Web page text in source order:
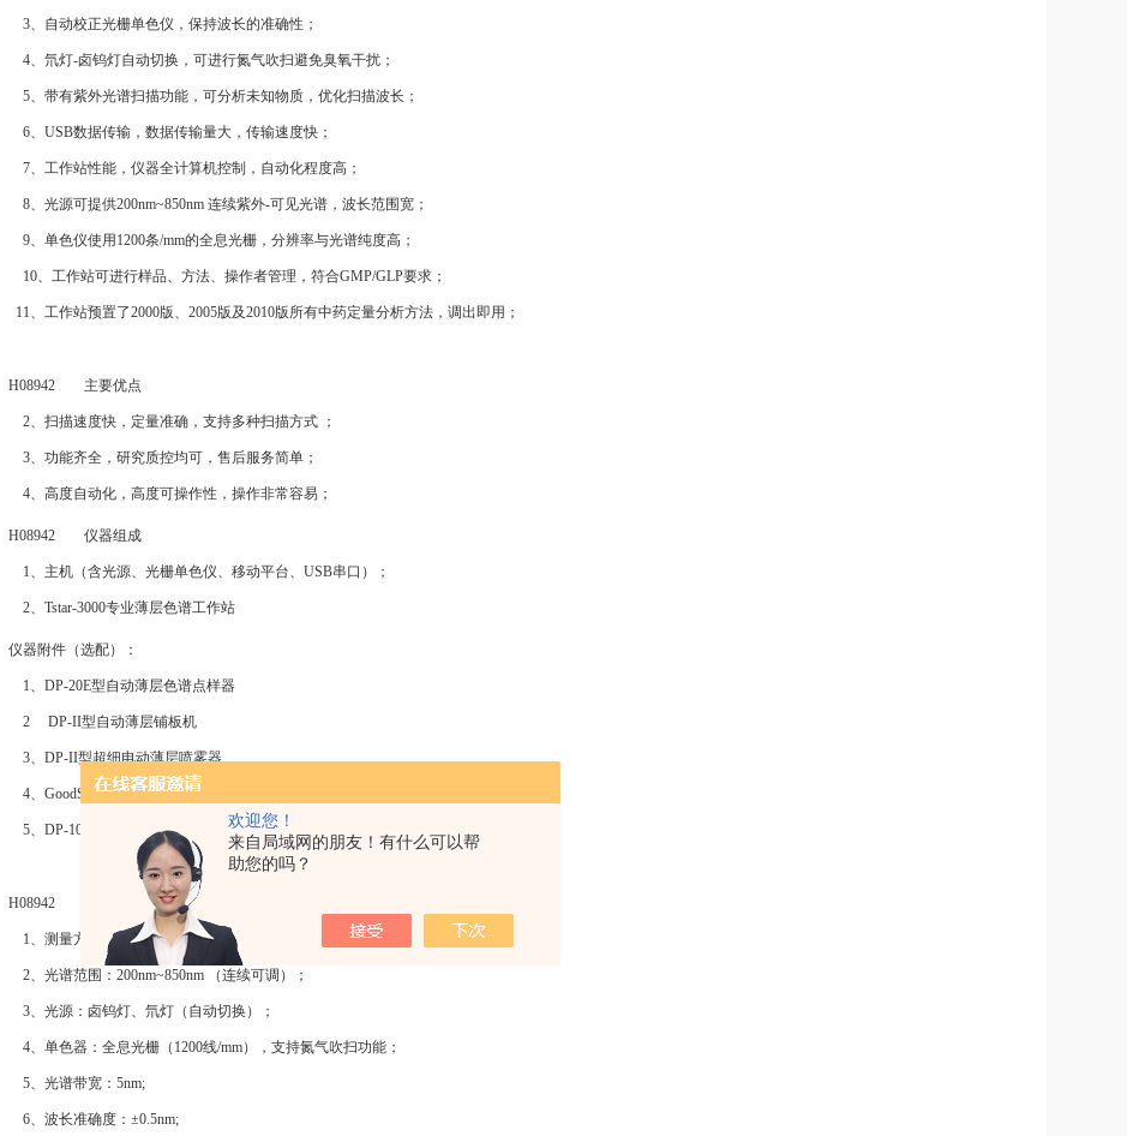
欢迎您！
来自局域网的朋友！有什么可以帮
助您的吗？
3、自动校正光栅单色仪，保持波长的准确性；
4、氘灯-卤钨灯自动切换，可进行氮气吹扫避免臭氧干扰；
5、带有紫外光谱扫描功能，可分析未知物质，优化扫描波长；
6、USB数据传输，数据传输量大，传输速度快；
7、工作站性能，仪器全计算机控制，自动化程度高；
8、光源可提供200nm~850nm 连续紫外-可见光谱，波长范围宽；
9、单色仪使用1200条/mm的全息光栅，分辨率与光谱纯度高；
10、工作站可进行样品、方法、操作者管理，符合GMP/GLP要求；
11、工作站预置了2000版、2005版及2010版所有中药定量分析方法，调出即用；
H08942 主要优点
2、扫描速度快，定量准确，支持多种扫描方式 ；
3、功能齐全，研究质控均可，售后服务简单；
4、高度自动化，高度可操作性，操作非常容易；
H08942 仪器组成
1、主机（含光源、光栅单色仪、移动平台、USB串口）；
2、Tstar-3000专业薄层色谱工作站
仪器附件（选配）：
1、DP-20E型自动薄层色谱点样器
2 DP-II型自动薄层铺板机
3、DP-II型超细电动薄层喷雾器
4、GoodSee-20E型薄层色谱成像系统
5、DP-10型自动薄层色谱展开器
H08942 仪器指标
1、测量方式：反射法，荧光法、吸收法；
2、光谱范围：200nm~850nm （连续可调）；
3、光源：卤钨灯、氘灯（自动切换）；
4、单色器：全息光栅（1200线/mm），支持氮气吹扫功能；
5、光谱带宽：5nm;
6、波长准确度：±0.5nm;